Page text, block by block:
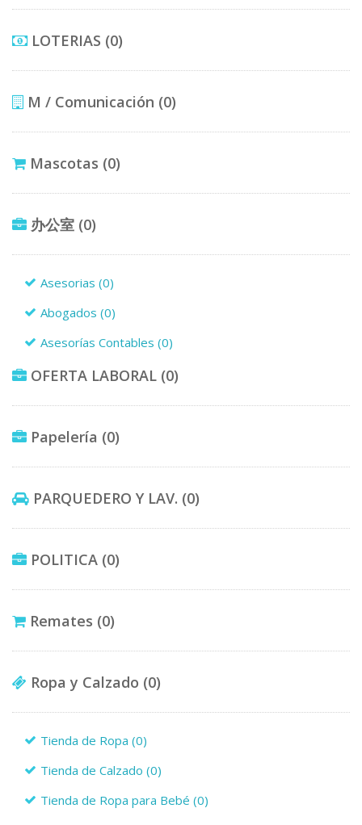
LOTERIAS (0)
M / Comunicación (0)
Mascotas (0)
办公室 (0)
Asesorias
(0)
Abogados
(0)
Asesorías Contables
(0)
OFERTA LABORAL (0)
Papelería (0)
PARQUEDERO Y LAV. (0)
POLITICA (0)
Remates (0)
Ropa y Calzado (0)
Tienda de Ropa
(0)
Tienda de Calzado
(0)
Tienda de Ropa para Bebé
(0)